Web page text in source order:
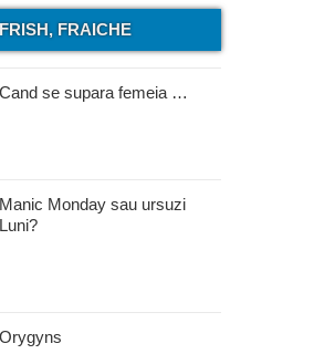
FRAICHE
Cand se supara femeia …
Manic Monday sau ursuzi
Luni?
Orygyns